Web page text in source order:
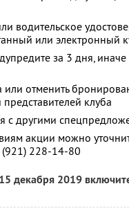
водительское
или электронный
за 3 дня, иначе
или отменить
клуба
с другими
акции можно
(921) 228-14-80
декабря 2019